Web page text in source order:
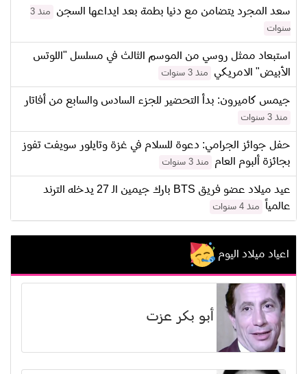
سعد المجرد يتضامن مع دنيا بطمة بعد ايداعها السجن
منذ 3
سنوات
استبعاد ممثل روسي من الموسم الثالث في مسلسل "اللوتس
الأبيض" الامريكي
منذ 3 سنوات
جيمس كاميرون: بدأ التحضير للجزء السادس والسابع من أفاتار
منذ 3 سنوات
حفل جوائز الجرامي: دعوة للسلام في غزة وتايلور سويفت تفوز
بجائزة ألبوم العام
منذ 3 سنوات
عيد ميلاد عضو فريق BTS بارك جيمين الـ 27 يدخله الترند
عالمياً
منذ 4 سنوات
اعياد ميلاد اليوم
أبو بكر عزت